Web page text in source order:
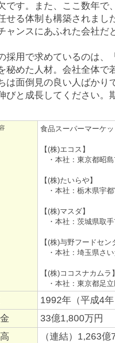
です。また、ここ数年で
せる体制も構築されまし
ャンスにあふれた会社だ
採用で求めているのは、
秘めた人材。会社全体で
は面倒見の良い人ばかり
びと成長してください。
食品スーパーマーケ
【(株)エコス】
・本社：東京都昭島
【(株)たいらや】
・本社：栃木県宇都
【(株)マスダ】
・本社：茨城県取手
【(株)与野フードセン
・本社：埼玉県さい
【(株)ココスナカムラ
・本社：東京都足立
1992年（平成4
33億1,800万円
（連結）1,263